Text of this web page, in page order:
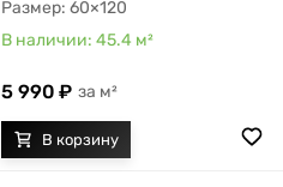
60×120
45.4 м²
5 990 м²